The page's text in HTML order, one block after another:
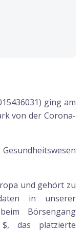
ging am
von der Corona-
und gehört zu
in unserer
Börsengang
das platzierte